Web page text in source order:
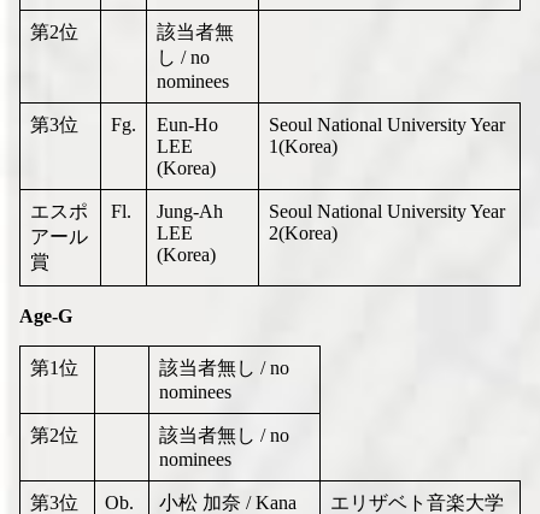
第2位
該当者無
し / no
nominees
第3位 Fg.
Eun-Ho
LEE
(Korea)
Seoul National University Year
1(Korea)
エスポ
アール
賞
Fl.
Jung-Ah
LEE
(Korea)
Seoul National University Year
2(Korea)
Age-G
第1位
該当者無し / no
nominees
第2位
該当者無し / no
nominees
第3位 Ob.
小松 加奈 / Kana
エリザベト音楽大学